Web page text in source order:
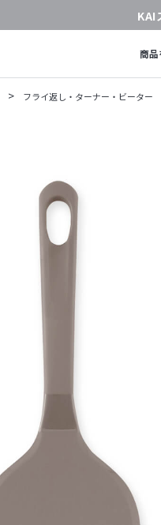
KAI
商品
> フライ返し・ターナー・ビーター